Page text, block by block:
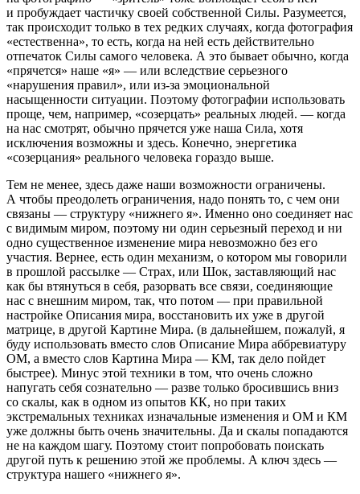
и пробуждает частичку своей собственной Силы. Разумеется,
так происходит только в тех редких случаях, когда фотография
«естественна», то есть, когда на ней есть действительно
отпечаток Силы самого человека. А это бывает обычно, когда
«прячется» наше «я» — или вследствие серьезного
«нарушения правил», или из-за эмоциональной
насыщенности ситуации. Поэтому фотографии использовать
проще, чем, например, «созерцать» реальных людей. — когда
на нас смотрят, обычно прячется уже наша Сила, хотя
исключения возможны и здесь. Конечно, энергетика
«созерцания» реального человека гораздо выше.
Тем не менее, здесь даже наши возможности ограничены.
А чтобы преодолеть ограничения, надо понять то, с чем они
связаны — структуру «нижнего я». Именно оно соединяет нас
с видимым миром, поэтому ни один серьезный переход и ни
одно существенное изменение мира невозможно без его
участия. Вернее, есть один механизм, о котором мы говорили
в прошлой рассылке — Страх, или Шок, заставляющий нас
как бы втянуться в себя, разорвать все связи, соединяющие
нас с внешним миром, так, что потом — при правильной
настройке Описания мира, восстановить их уже в другой
матрице, в другой Картине Мира. (в дальнейшем, пожалуй, я
буду использовать вместо слов Описание Мира аббревиатуру
ОМ, а вместо слов Картина Мира — КМ, так дело пойдет
быстрее). Минус этой техники в том, что очень сложно
напугать себя сознательно — разве только бросившись вниз
со скалы, как в одном из опытов КК, но при таких
экстремальных техниках изначальные изменения и ОМ и КМ
уже должны быть очень значительны. Да и скалы попадаются
не на каждом шагу. Поэтому стоит попробовать поискать
другой путь к решению этой же проблемы. А ключ здесь —
структура нашего «нижнего я».